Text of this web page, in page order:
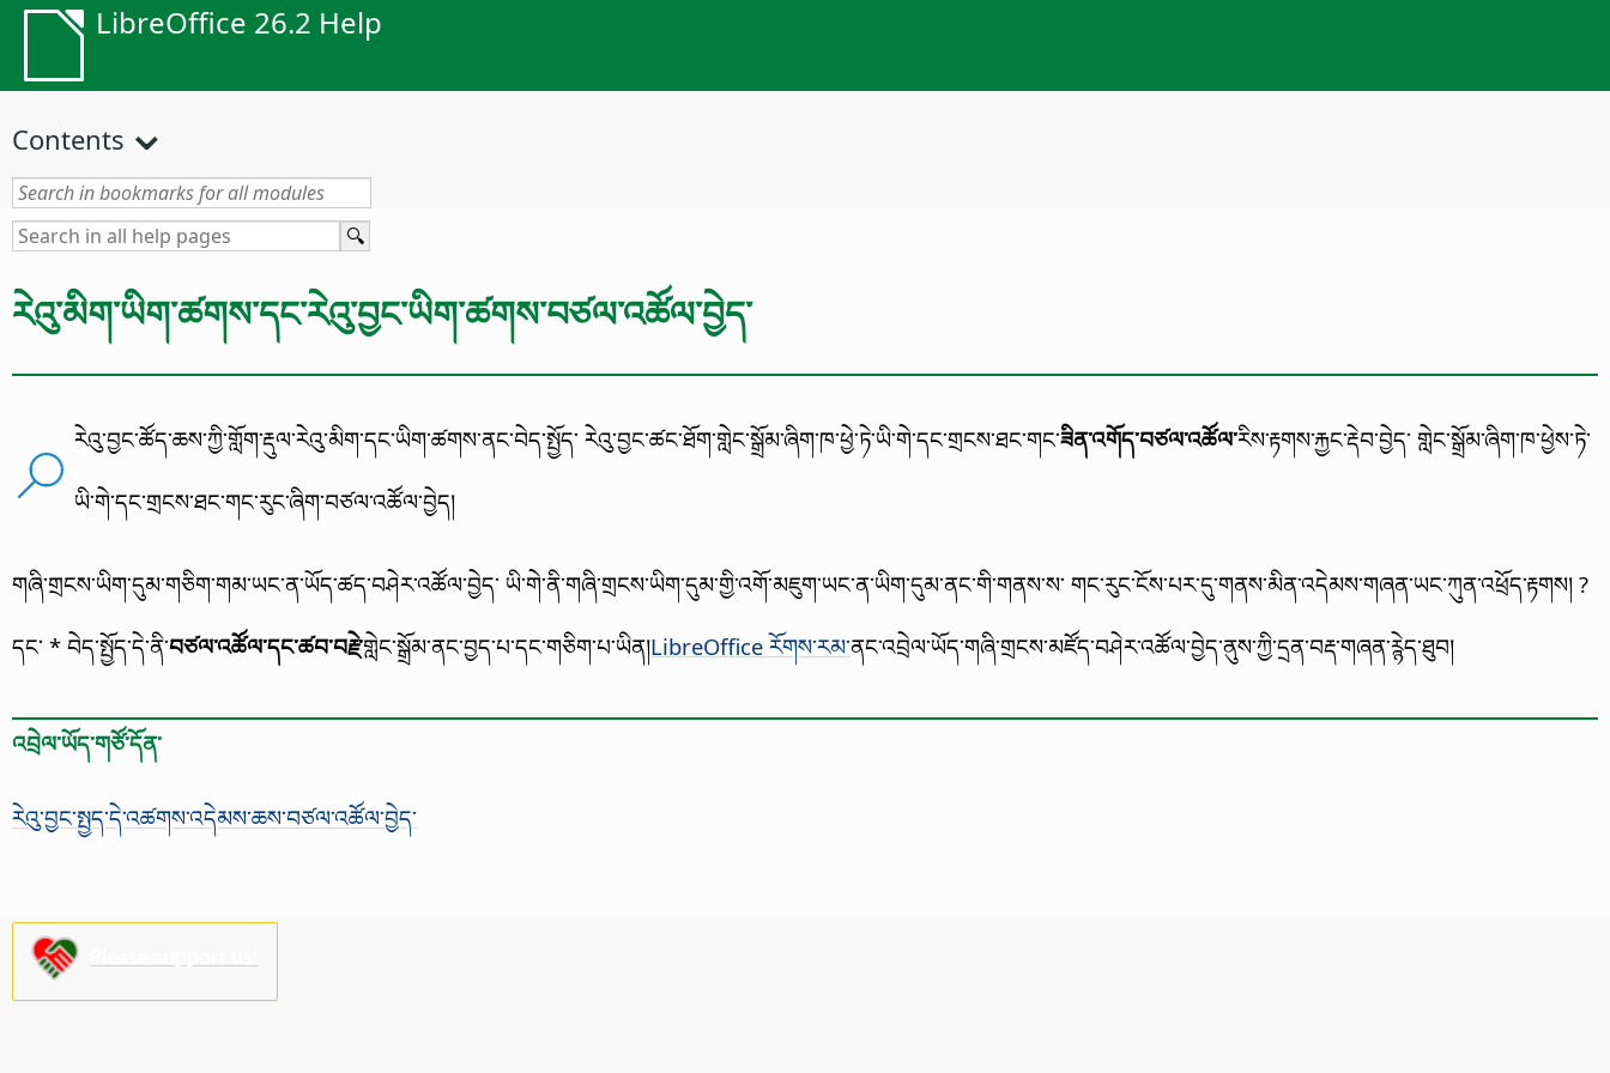
LibreOffice 26.2 Help
Contents
རེའུ་མིག་ཡིག་ཚགས་དང་རེའུ་བྱང་ཡིག་ཚགས་བཙལ་འཚོལ་བྱེད་
རེའུ་བྱང་ཚོད་ཆས་ཀྱི་གློག་རྡུལ་རེའུ་མིག་དང་ཡིག་ཚགས་ནང་བེད་སྤྱོད་ རེའུ་བྱང་ཚང་ཐོག་གླེང་སྒྲོམ་ཞིག་ཁ་ཕྱེ་ཏེ་ཡི་གེ་དང་གྲངས་ཐང་གང་ཟིན་འགོད་བཙལ་འཚོལ་རིས་རྟགས་རྐྱང་རྡེབ་བྱེད་ གླེང་སྒྲོམ་ཞིག་ཁ་ཕྱེས་ཏེ་
ཡི་གེ་དང་གྲངས་ཐང་གང་རུང་ཞིག་བཙལ་འཚོལ་བྱེད།
གཞི་གྲངས་ཡིག་དུམ་གཅིག་གམ་ཡང་ན་ཡོད་ཚད་བཤེར་འཚོལ་བྱེད་ ཡི་གེ་ནི་གཞི་གྲངས་ཡིག་དུམ་གྱི་འགོ་མཇུག་ཡང་ན་ཡིག་དུམ་ནང་གི་གནས་ས་ གང་རུང་ངོས་པར་དུ་གནས་མིན་འདེམས་གཞན་ཡང་ཀུན་འཕྲོད་རྟགས། ?
དང་ * བེད་སྤྱོད་དེ་ནི་བཙལ་འཚོལ་དང་ཚབ་བརྗེ་གླེང་སྒྲོམ་ནང་བྱད་པ་དང་གཅིག་པ་ཡིན།LibreOffice རོགས་རམ་ནང་འབྲེལ་ཡོད་གཞི་གྲངས་མཛོད་བཤེར་འཚོལ་བྱེད་ནུས་ཀྱི་དྲན་བརྡ་གཞན་ཪྙེད་ཐུབ།
འབྲེལ་ཡོད་གཙོ་དོན་
རེའུ་བྱང་སྤྱད་དེ་འཚགས་འདེམས་ཆས་བཙལ་འཚོལ་བྱེད་